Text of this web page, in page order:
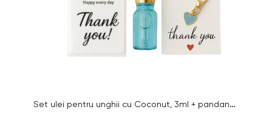
Set ulei pentru unghii cu Coconut, 3ml + pandantiv